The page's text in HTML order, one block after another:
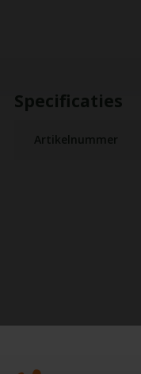
Specificaties
Artikelnummer